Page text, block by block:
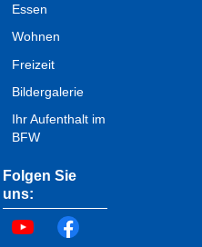
Essen
Wohnen
Freizeit
Bildergalerie
Ihr Aufenthalt im
BFW
Folgen Sie
uns: